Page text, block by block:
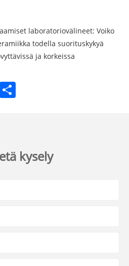
laboratoriovälineet: Voiko
todella suorituskykyä
ja korkeissa
LinkedIn
kysely